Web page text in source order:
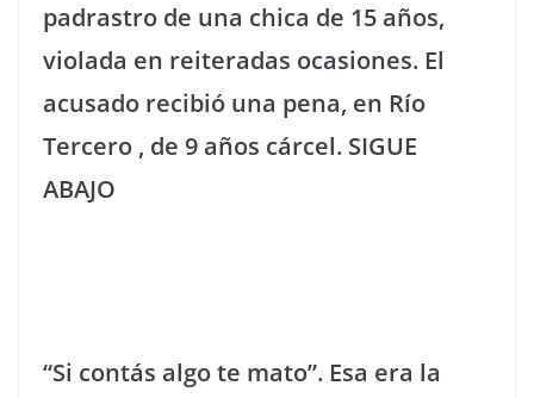
padrastro de una chica de 15 años,
violada en reiteradas ocasiones. El
acusado recibió una pena, en Río
Tercero , de 9 años cárcel. SIGUE
ABAJO
“Si contás algo te mato”. Esa era la